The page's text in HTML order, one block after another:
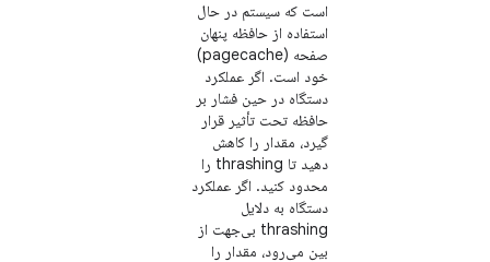
است که سیستم در حال
استفاده از حافظه پنهان
صفحه (pagecache)
خود است. اگر عملکرد
دستگاه در حین فشار بر
حافظه تحت تأثیر قرار
گیرد، مقدار را کاهش
دهید تا thrashing را
محدود کنید. اگر عملکرد
دستگاه به دلایل
thrashing بی‌جهت از
بین می‌رود، مقدار را